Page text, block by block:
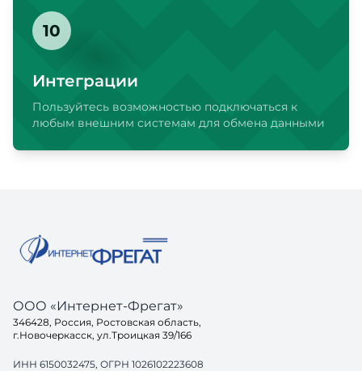
10
Интеграции
Пользуйтесь возможностью подключаться к
любым внешним системам для обмена данными
ООО «Интернет-Фрегат»
346428, Россия, Ростовская область,
г.Новочеркасск, ул.Троицкая 39/166
ИНН 6150032475, ОГРН 1026102223608